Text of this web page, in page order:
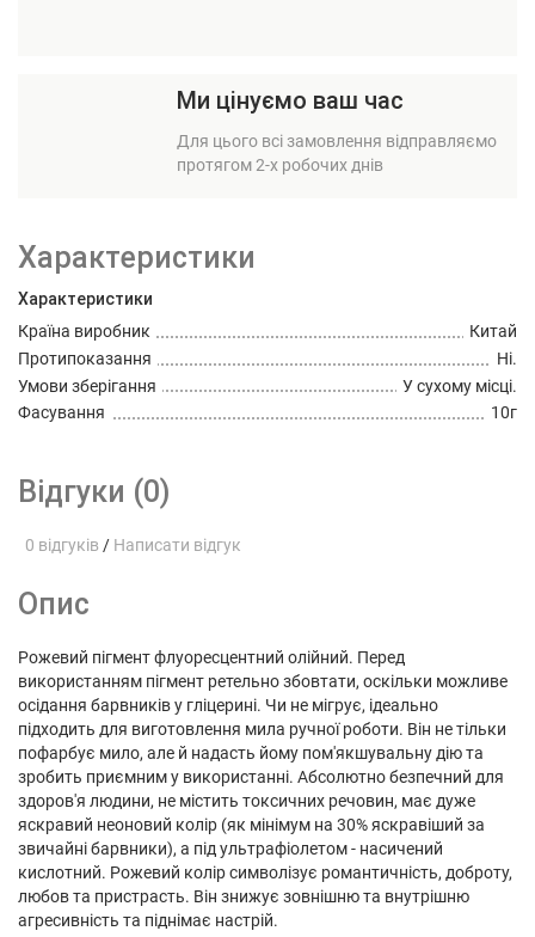
Ми цінуємо ваш час
Для цього всі замовлення відправляємо
протягом 2-х робочих днів
Характеристики
Характеристики
Країна виробник
Китай
Протипоказання
Ні.
Умови зберігання
У сухому місці.
Фасування
10г
Відгуки (0)
0 відгуків / Написати відгук
Опис
Рожевий пігмент флуоресцентний олійний. Перед
використанням пігмент ретельно збовтати, оскільки можливе
осідання барвників у гліцерині. Чи не мігрує, ідеально
підходить для виготовлення мила ручної роботи. Він не тільки
пофарбує мило, але й надасть йому пом'якшувальну дію та
зробить приємним у використанні. Абсолютно безпечний для
здоров'я людини, не містить токсичних речовин, має дуже
яскравий неоновий колір (як мінімум на 30% яскравіший за
звичайні барвники), а під ультрафіолетом - насичений
кислотний. Рожевий колір символізує романтичність, доброту,
любов та пристрасть. Він знижує зовнішню та внутрішню
агресивність та піднімає настрій.